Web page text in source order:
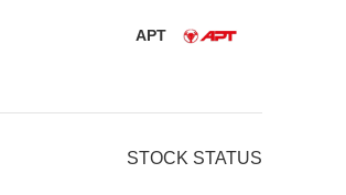
APT
STOCK STATUS